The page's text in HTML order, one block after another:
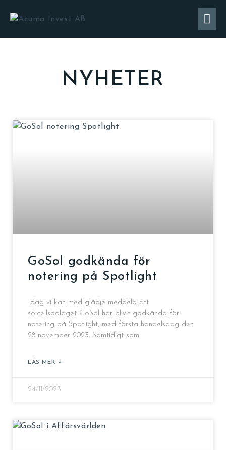
NYHETER
GoSol godkända för
notering på Spotlight
Idag vi kan med glädje meddela att
solcellsbolaget GoSol har blivit godkända för
notering på Spotlight, med första handelsdag den
28 november 2023. Samtidigt som
LÄS MER »
24/11/2023